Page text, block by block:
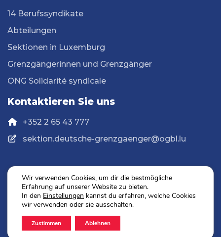
14 Berufssyndikate
Abteilungen
Sektionen in Luxemburg
Grenzgängerinnen und Grenzgänger
ONG Solidarité syndicale
Kontaktieren Sie uns
+352 2 65 43 777
sektion.deutsche-grenzgaenger@ogbl.lu
Datenschutz
Impressum
2026 © OGBL. Alle Rechte vorbehalten.
Wir verwenden Cookies, um dir die bestmögliche
Erfahrung auf unserer Website zu bieten.
In den Einstellungen kannst du erfahren, welche Cookies
wir verwenden oder sie ausschalten.
Zustimmen Ablehnen